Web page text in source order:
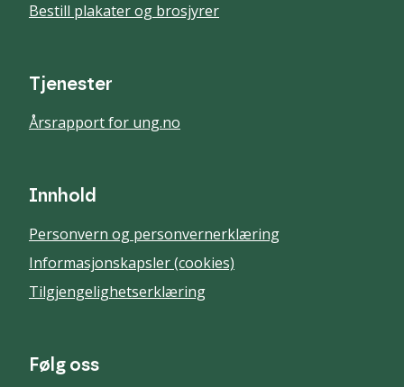
Bestill plakater og brosjyrer
Tjenester
Årsrapport for ung.no
Innhold
Personvern og personvernerklæring
Informasjonskapsler (cookies)
Tilgjengelighetserklæring
Følg oss